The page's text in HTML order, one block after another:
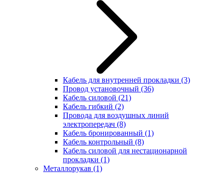
Кабель для внутренней прокладки (3)
Провод установочный (36)
Кабель силовой (21)
Кабель гибкий (2)
Провода для воздушных линий
электропередач (8)
Кабель бронированный (1)
Кабель контрольный (8)
Кабель силовой для нестационарной
прокладки (1)
Металлорукав (1)